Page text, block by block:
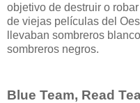
objetivo de destruir o
de viejas películas del
llevaban sombreros
sombreros negros.
Blue Team, Read